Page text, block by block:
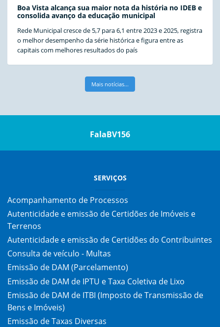
Boa Vista alcança sua maior nota da história no IDEB e
consolida avanço da educação municipal
Rede Municipal cresce de 5,7 para 6,1 entre 2023 e 2025, registra
o melhor desempenho da série histórica e figura entre as
capitais com melhores resultados do país
Mais notícias...
FalaBV156
SERVIÇOS
Acompanhamento de Processos
Autenticidade e emissão de Certidões de Imóveis e
Terrenos
Autenticidade e emissão de Certidões do Contribuintes
Consulta de veículo - Multas
Emissão de DAM (Parcelamento)
Emissão de DAM de IPTU e Taxa Coletiva de Lixo
Emissão de DAM de ITBI (Imposto de Transmissão de
Bens e Imóveis)
Emissão de Taxas Diversas